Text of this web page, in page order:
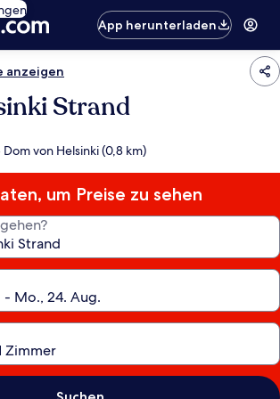
App herunterladen
anzeigen
Strand
von Helsinki (0,8 km)
um Preise zu sehen